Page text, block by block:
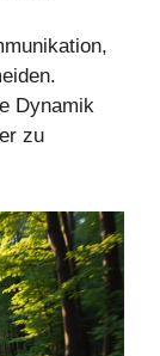
Dynamik
zu